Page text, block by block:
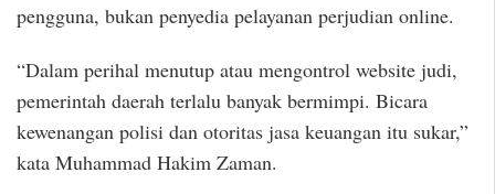
pengguna, bukan penyedia pelayanan perjudian online.
“Dalam perihal menutup atau mengontrol website judi,
pemerintah daerah terlalu banyak bermimpi. Bicara
kewenangan polisi dan otoritas jasa keuangan itu sukar,”
kata Muhammad Hakim Zaman.